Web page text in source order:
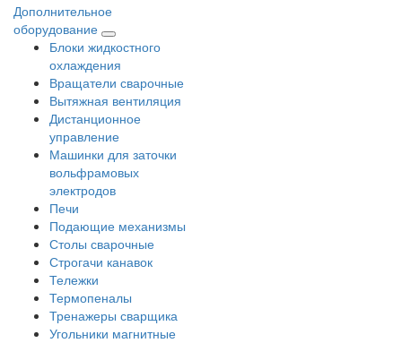
Дополнительное
оборудование
Блоки жидкостного
охлаждения
Вращатели сварочные
Вытяжная вентиляция
Дистанционное
управление
Машинки для заточки
вольфрамовых
электродов
Печи
Подающие механизмы
Столы сварочные
Строгачи канавок
Тележки
Термопеналы
Тренажеры сварщика
Угольники магнитные